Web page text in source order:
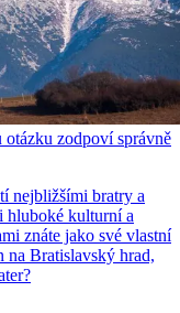
zodpoví správně
nejbližšími bratry a
hluboké kulturní a
znáte jako své vlastní
na Bratislavský hrad,